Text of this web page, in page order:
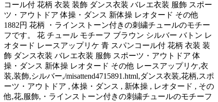
コール付 花柄 衣装 装飾 ダンス衣装 バレエ衣装 服飾 スポー
ツ・アウトドア 体操・ダンス 新体操 レオタード その他
1882円 花柄 ・ラインストーン付きの刺繍チュールのモチー
フです。 花 チュール モチーフ ブラウン シルバー バトン レ
オタード レースアップリケ 青 スパンコール付 花柄 衣装 装
飾 ダンス衣装 バレエ衣装 服飾 スポーツ・アウトドア 体
操・ダンス 新体操 レオタード その他 レースアップリケ,衣
装,装飾,シルバー,/misattend4715891.html,ダンス衣装,花柄,スポ
ーツ・アウトドア , 体操・ダンス , 新体操 , レオタード , その
他,花,服飾,・ラインストーン付きの刺繍チュールのモチーフ